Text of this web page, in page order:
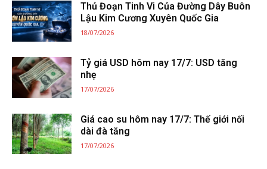
Thủ Đoạn Tinh Vi Của Đường Dây Buôn
Lậu Kim Cương Xuyên Quốc Gia
18/07/2026
Tỷ giá USD hôm nay 17/7: USD tăng
nhẹ
17/07/2026
Giá cao su hôm nay 17/7: Thế giới nối
dài đà tăng
17/07/2026